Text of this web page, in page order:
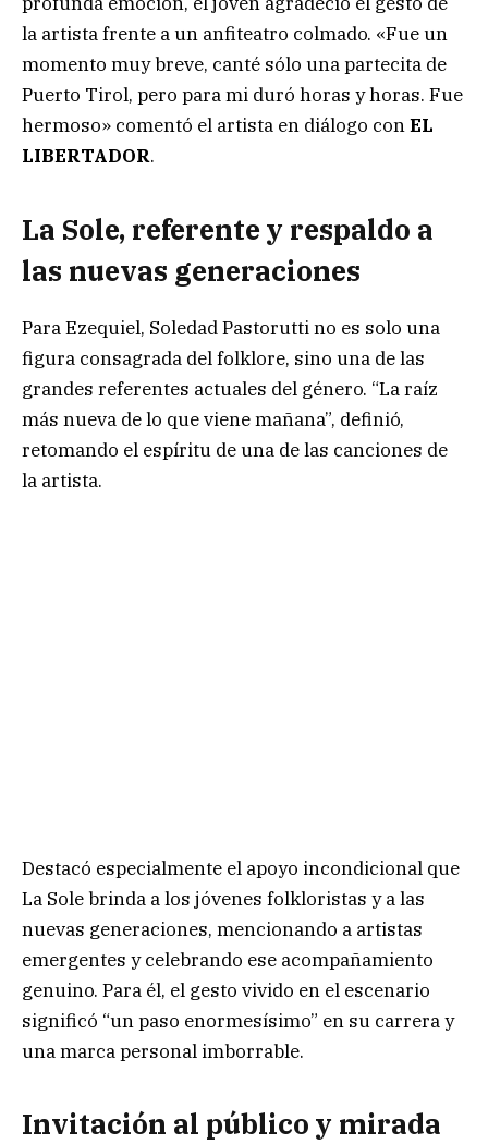
la artista frente a un anfiteatro colmado. «Fue un
momento muy breve, canté sólo una partecita de
Puerto Tirol, pero para mi duró horas y horas. Fue
hermoso» comentó el artista en diálogo conEL
LIBERTADOR.
La Sole, referente y respaldo a
las nuevas generaciones
Para Ezequiel, Soledad Pastorutti no es solo una
figura consagrada del folklore, sino una de las
grandes referentes actuales del género. “La raíz
más nueva de lo que viene mañana”, definió,
retomando el espíritu de una de las canciones de
la artista.
Destacó especialmente el apoyo incondicional que
La Sole brinda a los jóvenes folkloristas y a las
nuevas generaciones, mencionando a artistas
emergentes y celebrando ese acompañamiento
genuino. Para él, el gesto vivido en el escenario
significó “un paso enormesísimo” en su carrera y
una marca personal imborrable.
Invitación al público y mirada